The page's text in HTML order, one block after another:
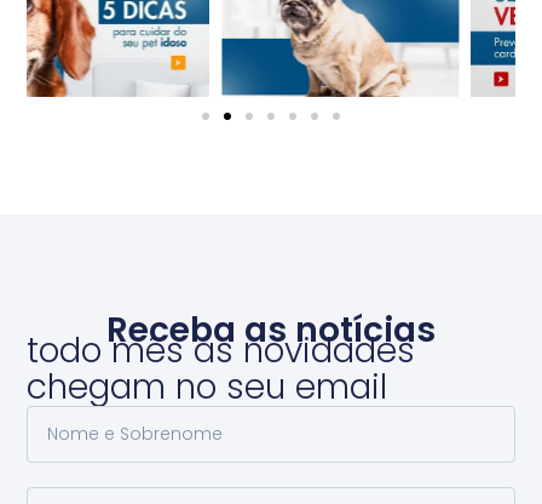
Receba as notícias
todo mês as novidades
chegam no seu email